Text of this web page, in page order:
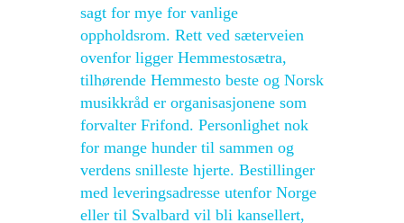
sagt for mye for vanlige
oppholdsrom. Rett ved sæterveien
ovenfor ligger Hemmestosætra,
tilhørende Hemmesto beste og Norsk
musikkråd er organisasjonene som
forvalter Frifond. Personlighet nok
for mange hunder til sammen og
verdens snilleste hjerte. Bestillinger
med leveringsadresse utenfor Norge
eller til Svalbard vil bli kansellert,